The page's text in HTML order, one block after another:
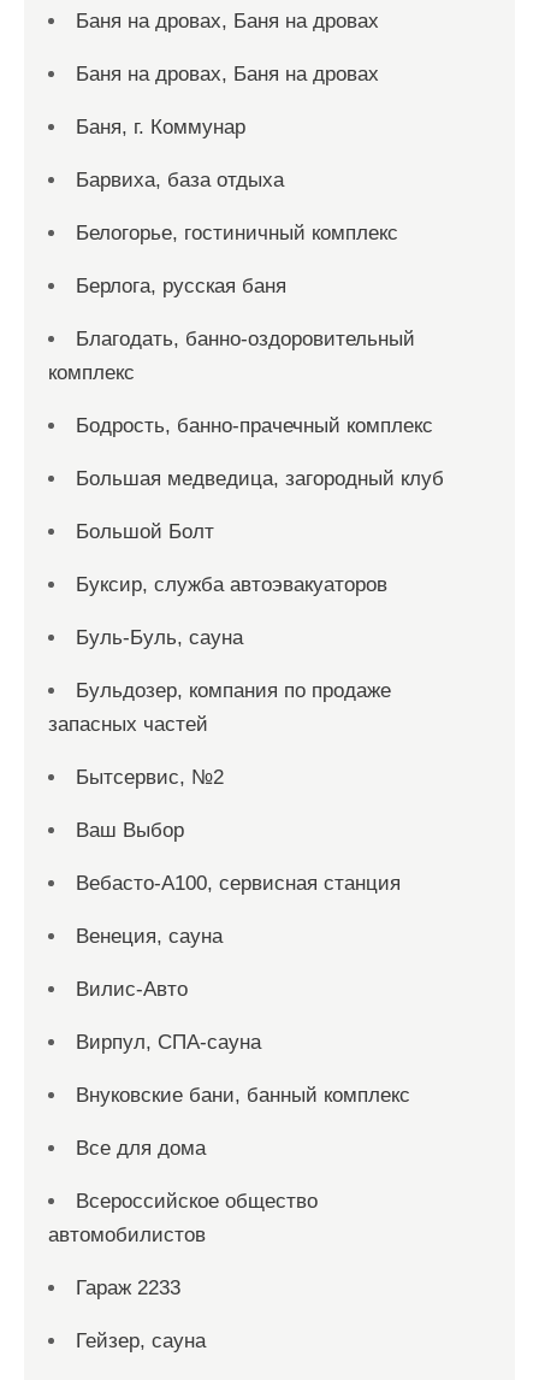
Баня на дровах, Баня на дровах
Баня на дровах, Баня на дровах
Баня, г. Коммунар
Барвиха, база отдыха
Белогорье, гостиничный комплекс
Берлога, русская баня
Благодать, банно-оздоровительный
комплекс
Бодрость, банно-прачечный комплекс
Большая медведица, загородный клуб
Большой Болт
Буксир, служба автоэвакуаторов
Буль-Буль, сауна
Бульдозер, компания по продаже
запасных частей
Бытсервис, №2
Ваш Выбор
Вебасто-А100, сервисная станция
Венеция, сауна
Вилис-Авто
Вирпул, СПА-сауна
Внуковские бани, банный комплекс
Все для дома
Всероссийское общество
автомобилистов
Гараж 2233
Гейзер, сауна